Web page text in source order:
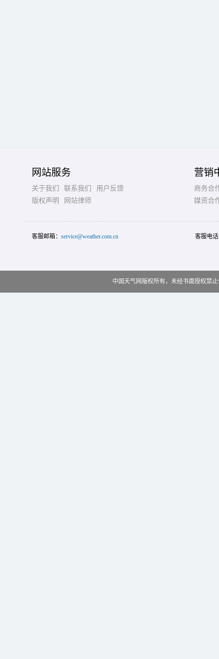
网站服务
关于我们 联系我们
用户反馈
版权声明
网站律师
营销
商务合
媒资合
客服邮箱： service@weather.com.cn 客服电
中国天气网版权所有，未经书面授权